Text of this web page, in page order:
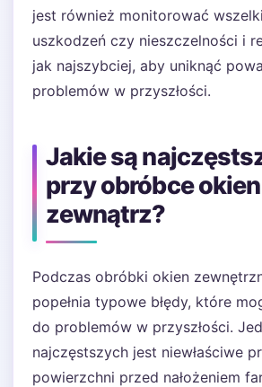
jest również monitorować
uszkodzeń czy nieszczelności i
jak najszybciej, aby uniknąć
problemów w przyszłości.
Jakie są
przy obróbce
zewnątrz?
Podczas obróbki okien
popełnia typowe błędy, które
do problemów w przyszłości.
najczęstszych jest niewłaściwe
powierzchni przed nałożeniem